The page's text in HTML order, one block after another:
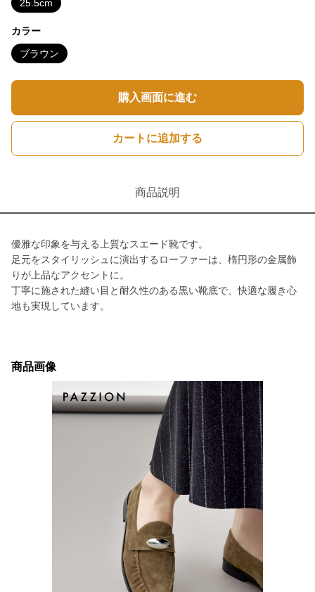
25.5cm
カラー
ブラウン
購入画面に進む
カートに追加する
商品説明
優雅な印象を与える上質なスエード靴です。
足元をスタイリッシュに演出するローファーは、楕円形の金属飾
りが上品なアクセントに。
丁寧に施された縫い目と耐久性のある黒い靴底で、快適な履き心
地も実現しています。
商品画像